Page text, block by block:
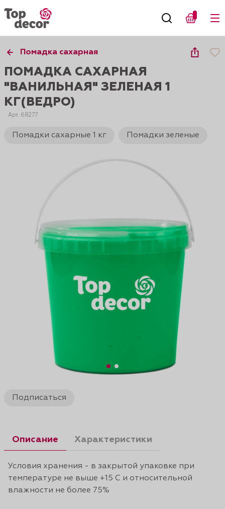
Помадка сахарная
ПОМАДКА САХАРНАЯ
"ВАНИЛЬНАЯ" ЗЕЛЕНАЯ 1
КГ(ВЕДРО)
Арт. 68277
Помадки сахарные 1 кг Помадки зеленые
Подписаться
Описание Характеристики
Условия хранения - в закрытой упаковке при
температуре не выше +15 С и относительной
влажности не более 75%